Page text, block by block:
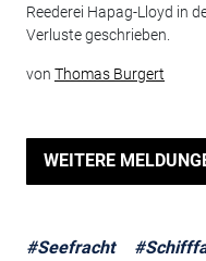
Reederei Hapag-Lloyd in
Verluste geschrieben.
von Thomas Burgert
WEITERE
#Seefracht